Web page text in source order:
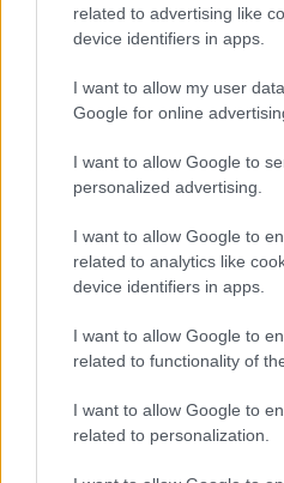
related to advertising like
device identifiers in apps.
I want to allow my user
Google for online
I want to allow Google to
personalized advertising.
I want to allow Google to
related to analytics like
device identifiers in apps.
I want to allow Google to
related to functionality of
I want to allow Google to
related to personalization.
Κοίταξε τον φόβο
προχώρησε. «Τρόμαξα με
ως άνθρωπος, είμαι πολύ
Πολλοί άνθρωποι
φίλοι μου, η οικογένειά
πολύ. Κράτησα αυτό το
μοιραστώ. Και είμαι
Ήταν πραγματικά
αναφέρει μιλώντας στη
Στο μεταξύ, οι τελικοί
Βίρτουςαπέχει μία νίκη